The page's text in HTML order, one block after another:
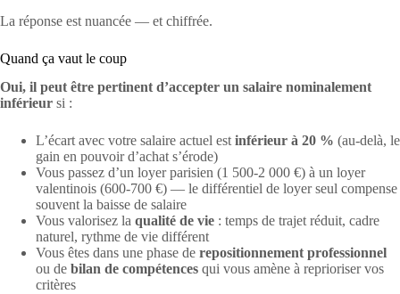
La réponse est nuancée — et chiffrée.
Quand ça vaut le coup
Oui, il peut être pertinent d’accepter un salaire nominalement
inférieur si :
L’écart avec votre salaire actuel est inférieur à 20 % (au-delà, le
gain en pouvoir d’achat s’érode)
Vous passez d’un loyer parisien (1 500-2 000 €) à un loyer
valentinois (600-700 €) — le différentiel de loyer seul compense
souvent la baisse de salaire
Vous valorisez la qualité de vie : temps de trajet réduit, cadre
naturel, rythme de vie différent
Vous êtes dans une phase de repositionnement professionnel
ou de bilan de compétences qui vous amène à reprioriser vos
critères